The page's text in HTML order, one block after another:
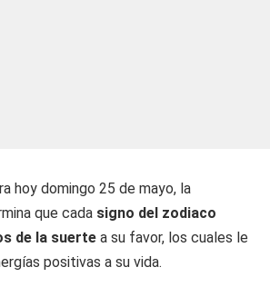
hoy domingo 25 de mayo, la
que cada signo del zodiaco
de la suerte a su favor, los cuales le
positivas a su vida.